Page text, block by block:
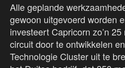
Alle geplande
gewoon uitgevoerd worden
investeert Capricorn zo’n
circuit door te ontwikkelen
Technologie Cluster uit te